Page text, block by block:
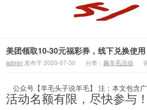
美团领取10-30元福彩券，线下兑换使用
admin 发布于 2020-07-30 分类： 薅羊毛活动
公众号【羊毛头子说羊毛】 注：本文包含
活动名额有限，尽快参与！